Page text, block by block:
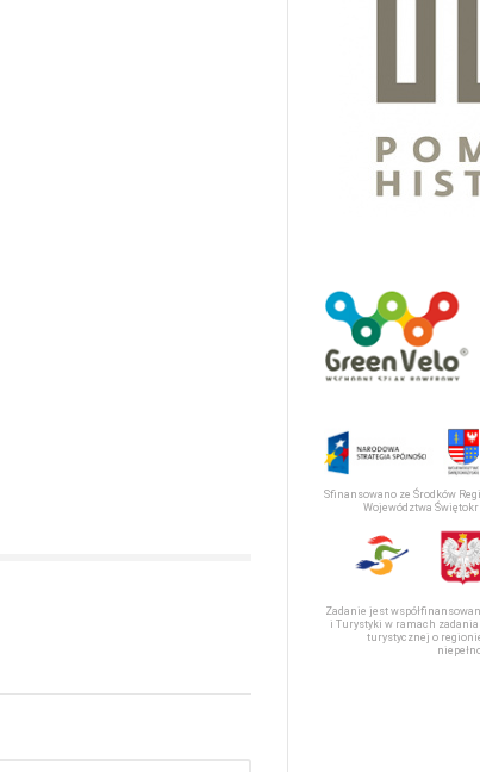
Sfinansowano ze Środków
Województwa
Zadanie jest
i Turystyki w ramach
turystycznej o